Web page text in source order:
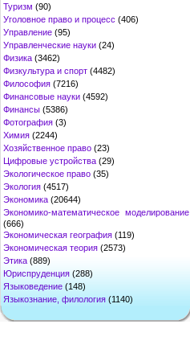
Туризм (90)
Уголовное право и процесс (406)
Управление (95)
Управленческие науки (24)
Физика (3462)
Физкультура и спорт (4482)
Философия (7216)
Финансовые науки (4592)
Финансы (5386)
Фотография (3)
Химия (2244)
Хозяйственное право (23)
Цифровые устройства (29)
Экологическое право (35)
Экология (4517)
Экономика (20644)
Экономико-математическое моделирование
(666)
Экономическая география (119)
Экономическая теория (2573)
Этика (889)
Юриспруденция (288)
Языковедение (148)
Языкознание, филология (1140)